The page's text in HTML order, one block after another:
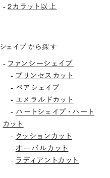
-2カラット以上
シェイプから探す
- ファンシーシェイプ
- プリンセスカット
- ペアシェイプ
- エメラルドカット
- ハートシェイプ・ハート
カット
- クッションカット
- オーバルカット
- ラディアントカット